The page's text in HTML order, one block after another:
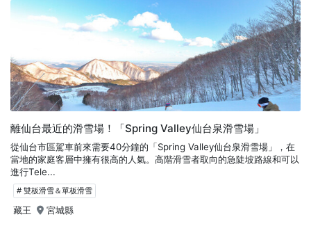
離仙台最近的滑雪場！「Spring Valley仙台泉滑雪場」
從仙台市區駕車前來需要40分鐘的「Spring Valley仙台泉滑雪場」，在
當地的家庭客層中擁有很高的人氣。高階滑雪者取向的急陡坡路線和可以
進行Tele...
# 雙板滑雪＆單板滑雪
藏王 宮城縣